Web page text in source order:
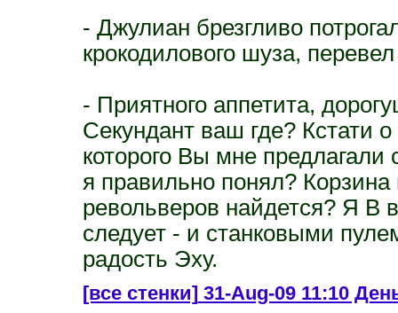
- Джулиан брезгливо
крокодилового шуза,
- Приятного аппетита,
Секундант ваш где? Кстати
которого Вы мне предлагали
я правильно понял?
револьверов найдется? Я В
следует - и станковыми
радость Эху.
[все стенки]31-Aug-09 11:10